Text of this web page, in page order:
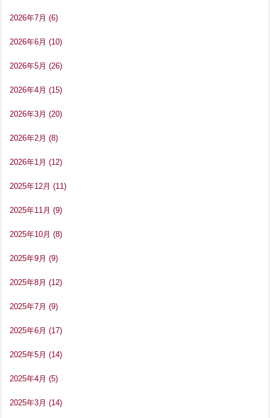
2026年7月 (6)
2026年6月 (10)
2026年5月 (26)
2026年4月 (15)
2026年3月 (20)
2026年2月 (8)
2026年1月 (12)
2025年12月 (11)
2025年11月 (9)
2025年10月 (8)
2025年9月 (9)
2025年8月 (12)
2025年7月 (9)
2025年6月 (17)
2025年5月 (14)
2025年4月 (5)
2025年3月 (14)